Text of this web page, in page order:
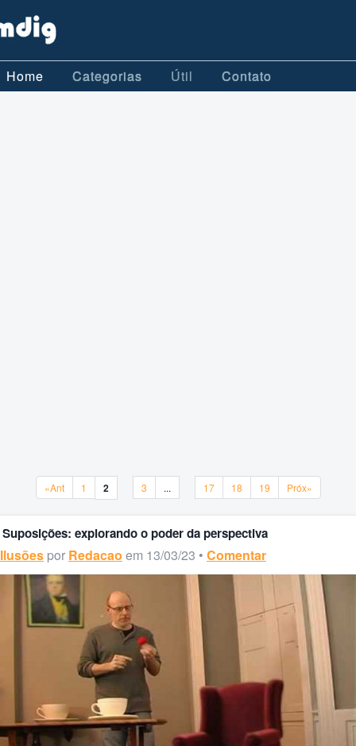
Home Categorias Útil Contato
«Ant«Ant1 2 33 ... 1717 1818 1919 Próx»Próx»
Suposições: explorando o poder da perspectiva
Ilusões por Redacao em 13/03/23 • Comentar